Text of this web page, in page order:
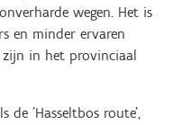
wegen. Het is
en minder ervaren
zijn in het provinciaal
de 'Hasseltbos route',